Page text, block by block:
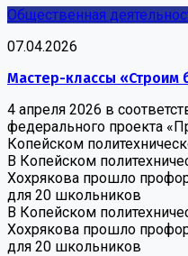
Общественная
07.04.2026
Мастер-классы «Строим
4 апреля 2026 в
федерального проекта
Копейском
В Копейском
Хохрякова прошло
для 20 школьников
В Копейском
Хохрякова прошло
для 20 школьников